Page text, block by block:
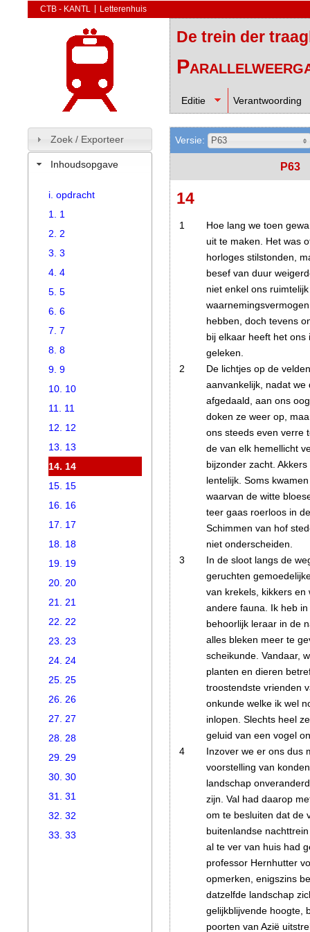
CTB - KANTL Letterenhuis
De trein der
Editie Verantwoording
Versie: P63
P63
14
1
Hoe lang we toen
uit te maken. Het was
horloges stilstonden,
besef van duur
niet enkel ons ruimtelijk
hebben, doch tevens
bij elkaar heeft het ons
geleken.
2
De lichtjes op de
aanvankelijk, nadat we
afgedaald, aan ons
doken ze weer op,
ons steeds even verre
de van elk hemellicht
bijzonder zacht.
lentelijk. Soms
waarvan de witte
teer gaas roerloos in
Schimmen van hof
niet onderscheiden.
3
In de sloot langs de
geruchten
van krekels, kikkers en
andere fauna. Ik heb
behoorlijk leraar in de
alles bleken meer te
scheikunde. Vandaar,
planten en dieren
troostendste vrienden
onkunde welke ik wel
inlopen. Slechts heel
geluid van een vogel
4
Inzover we er ons dus
voorstelling van
landschap
zijn. Val had daarop
om te besluiten dat de
buitenlandse
al te ver van huis had
professor Hernhutter
opmerken, enigszins
datzelfde landschap
gelijkblijvende hoogte,
poorten van Azië
Zoek / Exporteer
Inhoudsopgave
i. opdracht
1. 1
2. 2
3. 3
4. 4
5. 5
6. 6
7. 7
8. 8
9. 9
10. 10
11. 11
12. 12
13. 13
14. 14
15. 15
16. 16
17. 17
18. 18
19. 19
20. 20
21. 21
22. 22
23. 23
24. 24
25. 25
26. 26
27. 27
28. 28
29. 29
30. 30
31. 31
32. 32
33. 33